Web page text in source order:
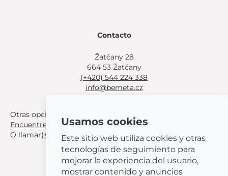
Contacto
Žatčany 28
664 53 Žatčany
(+420) 544 224 338
info@bemeta.cz
Otras opciones de compra:
Encuentre un distribuidor cerca de usted
O llamar(+420) 544 224 338.
Usamos cookies
Este sitio web utiliza cookies y otras
tecnologías de seguimiento para
mejorar la experiencia del usuario,
mostrar contenido y anuncios